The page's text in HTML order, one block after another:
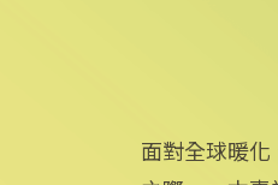
面對全球暖